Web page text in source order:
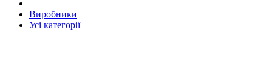
Виробники
Усі категорії